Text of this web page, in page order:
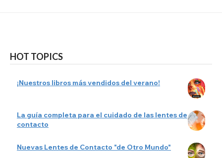
HOT TOPICS
¡Nuestros libros más vendidos del verano!
La guía completa para el cuidado de las lentes de
contacto
Nuevas Lentes de Contacto "de Otro Mundo"